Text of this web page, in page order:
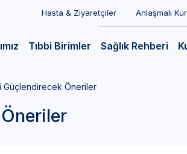
Hasta & Ziyaretçiler Anlaşmalı
Tıbbi Birimler Sağlık Rehberi
Güçlendirecek Öneriler